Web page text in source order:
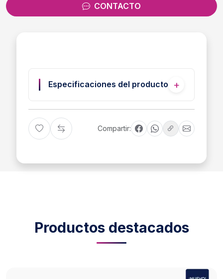
CONTACTO
Especificaciones del producto
Compartir:
Productos destacados